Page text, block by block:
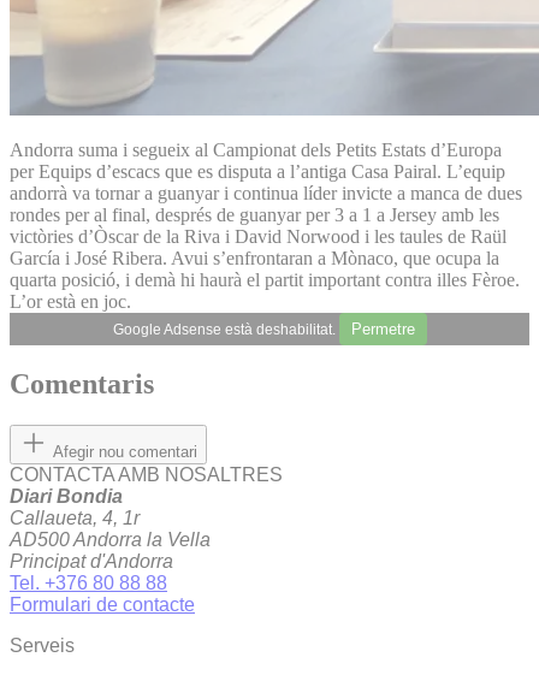
Andorra suma i segueix al Campionat dels Petits Estats d’Europa
per Equips d’escacs que es disputa a l’antiga Casa Pairal. L’equip
andorrà va tornar a guanyar i continua líder invicte a manca de dues
rondes per al final, després de guanyar per 3 a 1 a Jersey amb les
victòries d’Òscar de la Riva i David Norwood i les taules de Raül
García i José Ribera. Avui s’enfrontaran a Mònaco, que ocupa la
quarta posició, i demà hi haurà el partit important contra illes Fèroe.
L’or està en joc.
Google Adsense està deshabilitat. Permetre
Comentaris
Afegir nou comentari
CONTACTA AMB NOSALTRES
Diari Bondia
Callaueta, 4, 1r
AD500 Andorra la Vella
Principat d'Andorra
Tel. +376 80 88 88
Formulari de contacte
Serveis